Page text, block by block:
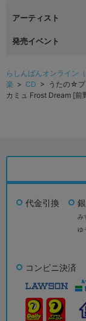
アーティスト
発売イベント
らしんばんオンライン
楽 > CD > うたの☆プ
カミュ Frost Dream [前
代金引換
み
ゆ
コンビニ決済